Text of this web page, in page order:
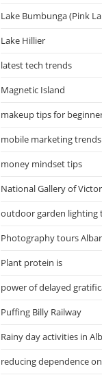
Lake Bumbunga (Pink
Lake Hillier
latest tech trends
Magnetic Island
makeup tips for
mobile marketing trends
money mindset tips
National Gallery of
outdoor garden lighting
Photography tours
Plant protein is
power of delayed
Puffing Billy Railway
Rainy day activities in
reducing dependence